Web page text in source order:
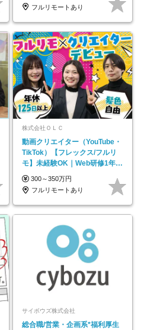
フルリモートあり
株式会社ＯＬＣ
動画クリエイター（YouTube・
TikTok）【フレックス/フルリ
モ】未経験OK｜Web研修1年間
｜副業OK
300～350万円
フルリモートあり
サイボウズ株式会社
総合職/営業・企画系*福利厚生